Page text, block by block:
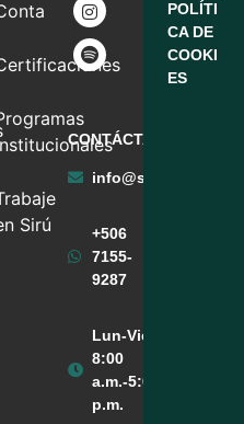
Sirú
CONTÁCTANOS
+506
7155-
9287
Lun-Vie
8:00
a.m.-5:00
p.m.
POLÍTI
CA DE
COOKI
ES